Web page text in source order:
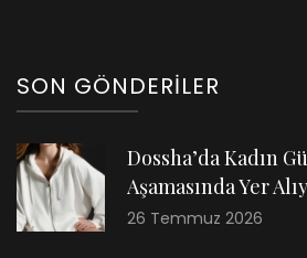
SON GÖNDERILER
Dossha’da Kadın
Aşamasında Yer
26 Temmuz 2026